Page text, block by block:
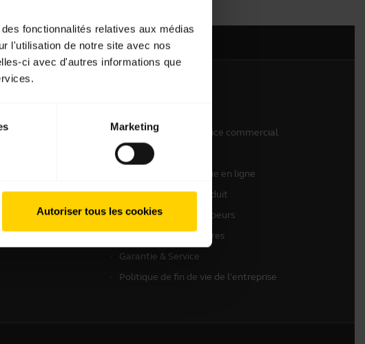
fonctionnalités relatives aux médias
l'utilisation de notre site avec nos
ci avec d'autres informations que
Marketing
Autoriser tous les cookies
Contactez notre service commercial
Contactez le support
Support de la boutique en ligne
Enregistrez votre produit
Programme Développeurs
Programme partenaires
Garantie & Service
Politique de fin de vie de l'entreprise